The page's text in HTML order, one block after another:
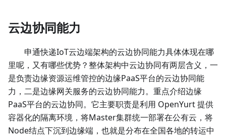
云边协同能力
申通快递IoT云边端架构的云边协同能力具体体现在哪
里呢，又有哪些优势？整体架构中云边协同有两层含义，一
是负责边缘资源运维管控的边缘PaaS平台的云边协同能
力，二是边缘网关服务的云边协同能力。重点介绍边缘
PaaS平台的云边协同。它主要职责是利用 OpenYurt 提供
容器化的隔离环境，将Master集群统一部署在公有云，将
Node结点下沉到边缘端，也就是分布在全国各地的转运中